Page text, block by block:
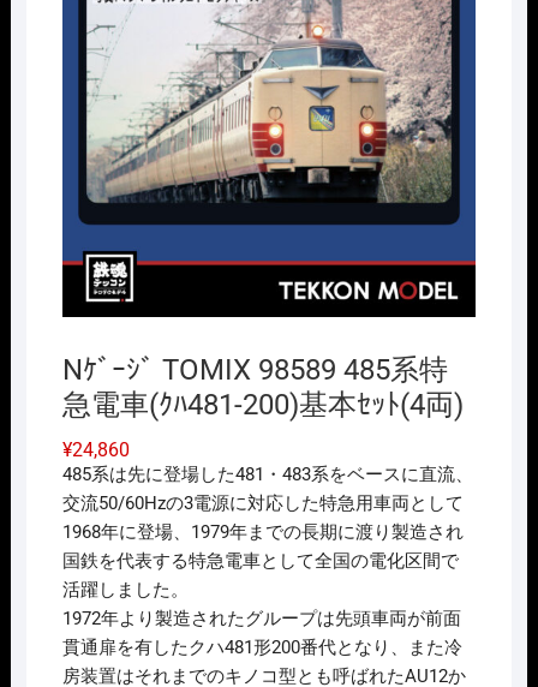
Nｹﾞｰｼﾞ TOMIX 98589 485系特
急電車(ｸﾊ481-200)基本ｾｯﾄ(4両)
¥24,860
485系は先に登場した481・483系をベースに直流、
交流50/60Hzの3電源に対応した特急用車両として
1968年に登場、1979年までの長期に渡り製造され
国鉄を代表する特急電車として全国の電化区間で
活躍しました。
1972年より製造されたグループは先頭車両が前面
貫通扉を有したクハ481形200番代となり、また冷
房装置はそれまでのキノコ型とも呼ばれたAU12か